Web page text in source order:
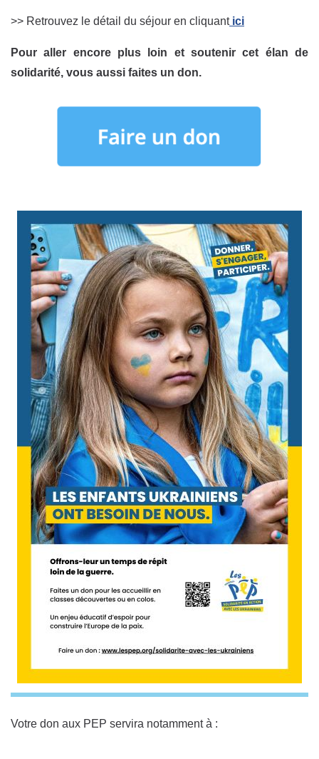
>> Retrouvez le détail du séjour en cliquantici
Pour aller encore plus loin et soutenir cet élan de
solidarité, vous aussi faites un don.
Votre don aux PEP servira notamment à :